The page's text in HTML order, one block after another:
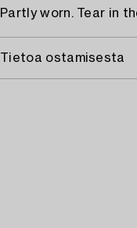
Partly worn. Tear in
Tietoa ostamisesta